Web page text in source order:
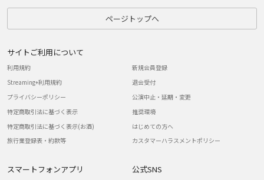
ページトップへ
サイトご利用について
利用規約
Streaming+利用規約
プライバシーポリシー
特定商取引法に基づく表示
特定商取引法に基づく表示(お酒)
旅行業登録表・約款等
新規会員登録
退会受付
公演中止・延期・変更
推奨環境
はじめての方へ
カスタマーハラスメントポリシー
スマートフォンアプリ 公式SNS